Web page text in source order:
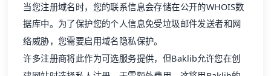
当您注册域名时，您的联系信息会存储在公开的WHOIS数
据库中。为了保护您的个人信息免受垃圾邮件发送者和网
络威胁，您需要启用域名隐私保护。
许多注册商将此作为可选服务提供，但Baklib允许您在创